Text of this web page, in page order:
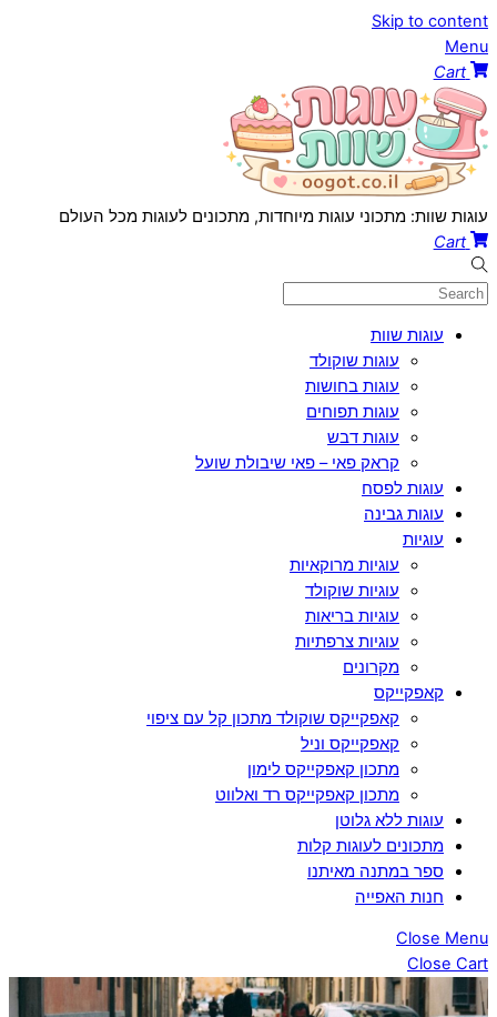
Skip to content
Menu
Cart
עוגות שוות: מתכוני עוגות מיוחדות, מתכונים לעוגות מכל העולם
Cart
עוגות שוות
עוגות שוקולד
עוגות בחושות
עוגות תפוחים
עוגות דבש
קראק פאי – פאי שיבולת שועל
עוגות לפסח
עוגות גבינה
עוגיות
עוגיות מרוקאיות
עוגיות שוקולד
עוגיות בריאות
עוגיות צרפתיות
מקרונים
קאפקייקס
קאפקייקס שוקולד מתכון קל עם ציפוי
קאפקייקס וניל
מתכון קאפקייקס לימון
מתכון קאפקייקס רד ואלווט
עוגות ללא גלוטן
מתכונים לעוגות קלות
ספר במתנה מאיתנו
חנות האפייה
Close Menu
Close Cart